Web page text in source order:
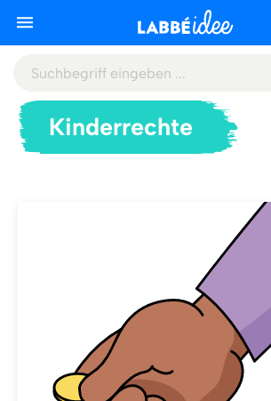
Kinderrechte